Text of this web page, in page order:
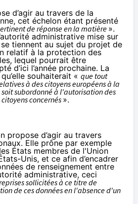
d’agir au travers de la
cet échelon étant présenté
de réponse en la matière ».
administrative mise sur
tiennent au sujet du projet de
relatif à la protection des
, lequel pourrait être
d’ici l’année prochaine. La
souhaiterait « que tout
à des citoyens européens à la
subordonné à l'autorisation des
concernés ».
propose d’agir au travers
Elle prône par exemple
États membres de l'Union
Unis, et ce afin d’encadrer
de renseignement entre
administrative, ceci
sollicitées à ce titre de
de ces données en l'absence d'un